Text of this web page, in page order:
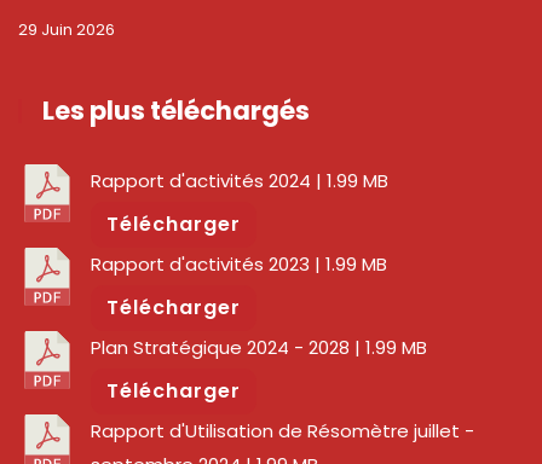
29 Juin 2026
Les plus téléchargés
Rapport d'activités 2024 | 1.99 MB
Télécharger
Rapport d'activités 2023 | 1.99 MB
Télécharger
Plan Stratégique 2024 - 2028 | 1.99 MB
Télécharger
Rapport d'Utilisation de Résomètre juillet -